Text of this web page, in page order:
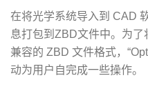
在将光学系统导入到 CAD
息打包到ZBD文件中。为
兼容的 ZBD 文件格式，
动为用户自完成一些操作。